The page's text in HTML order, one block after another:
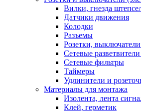
Вилки, гнезда
Датчики движения
Колодки
Разъемы
Розетки,
Сетевые
Сетевые фильтры
Таймеры
Удлинители и
Материалы для монтажа
Изолента, лента
Клей, герметик